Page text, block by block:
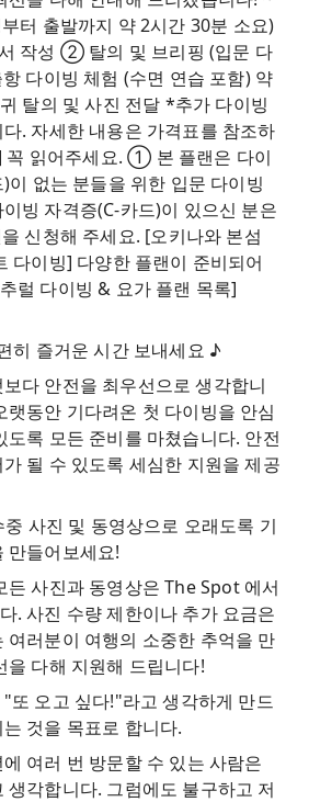
터 출발까지 약 2시간 30분 소요)
작성 ② 탈의 및 브리핑 (입문 다
다이빙 체험 (수면 연습 포함) 약
탈의 및 사진 전달 *추가 다이빙
. 자세한 내용은 가격표를 참조하
꼭 읽어주세요. ① 본 플랜은 다이
이 없는 분들을 위한 입문 다이빙
빙 자격증(C-카드)이 있으신 분은
신청해 주세요. [오키나와 본섬
다이빙] 다양한 플랜이 준비되어
럴 다이빙 & 요가 플랜 목록]
히 즐거운 시간 보내세요 ♪
다 안전을 최우선으로 생각합니
랫동안 기다려온 첫 다이빙을 안심
도록 모든 준비를 마쳤습니다. 안전
될 수 있도록 세심한 지원을 제공
사진 및 동영상으로 오래도록 기
만들어보세요!
든 사진과 동영상은 The Spot 에서
. 사진 수량 제한이나 추가 요금은
여러분이 여행의 소중한 추억을 만
을 다해 지원해 드립니다!
또 오고 싶다!"라고 생각하게 만드
것을 목표로 합니다.
여러 번 방문할 수 있는 사람은
생각합니다. 그럼에도 불구하고 저